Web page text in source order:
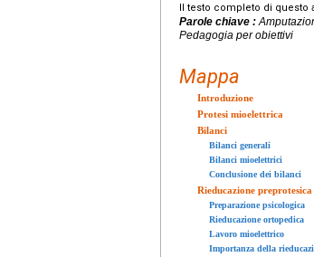
Il testo completo di questo
Parole chiave :
Pedagogia per obiettivi
Mappa
Introduzione
Protesi mioelettrica
Bilanci
Bilanci generali
Bilanci mioelettrici
Conclusione dei bilanci
Rieducazione preprotesica
Preparazione psicologica
Rieducazione ortopedica
Lavoro mioelettrico
Importanza della